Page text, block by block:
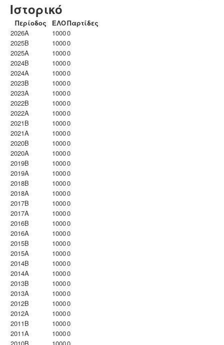
Ιστορικό
Περίοδος ΕΛΟΠαρτίδες
2026A
10000
2025B
10000
2025A
10000
2024B
10000
2024A
10000
2023B
10000
2023Α
10000
2022B
10000
2022A
10000
2021B
10000
2021A
10000
2020B
10000
2020A
10000
2019B
10000
2019A
10000
2018B
10000
2018A
10000
2017B
10000
2017A
10000
2016B
10000
2016A
10000
2015B
10000
2015A
10000
2014B
10000
2014A
10000
2013B
10000
2013A
10000
2012B
10000
2012A
10000
2011B
10000
2011A
10000